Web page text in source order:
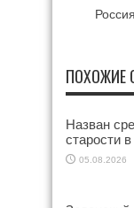
ПОХОЖИЕ
Назван
старости
05.08.2026